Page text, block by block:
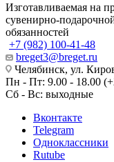
Изготавливаемая на
сувенирно-
обязанностей
+7 (982) 100-41-48
breget3@breget.ru
Челябинск, ул.
Пн - Пт: 9.00 - 18.00
Сб - Вс: выходные
Вконтакте
Telegram
Одноклассники
Rutube